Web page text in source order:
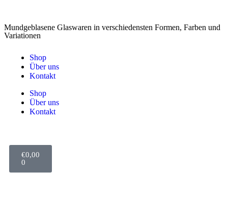
Mundgeblasene Glaswaren in verschiedensten Formen, Farben und
Variationen
Shop
Über uns
Kontakt
Shop
Über uns
Kontakt
€0,00
0